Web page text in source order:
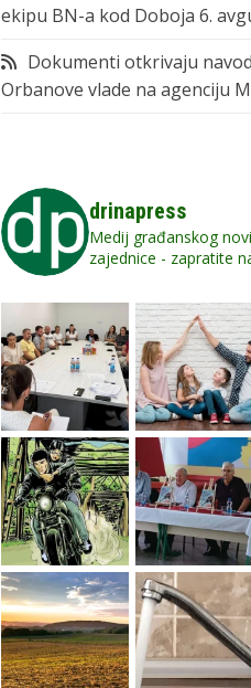
ekipu BN-a kod Doboja 6.
Dokumenti otkrivaju
Orbanove vlade na agenciju
drinapress
Medij građanskog
zajednice - zapratite